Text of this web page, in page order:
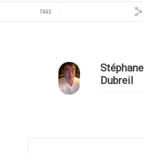
TAGS:
Stéphane
Dubreil